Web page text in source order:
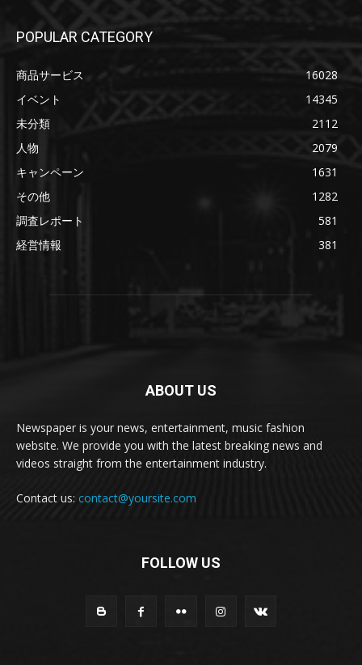
POPULAR CATEGORY
商品サービス
16028
イベント
14345
未分類
2112
人物
2079
キャンペーン
1631
その他
1282
調査レポート
581
経営情報
381
ABOUT US
Newspaper is your news, entertainment, music fashion
website. We provide you with the latest breaking news and
videos straight from the entertainment industry.
Contact us: contact@yoursite.com
FOLLOW US